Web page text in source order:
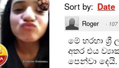
Sort by: Date
Roger ·
මේ හරහා
අතර එය
පෙන්වා දෙයි.